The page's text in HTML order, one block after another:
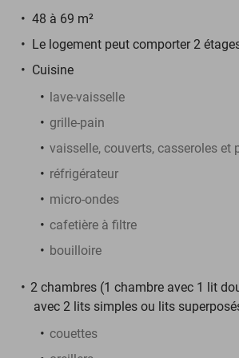
48 à 69 m²
Le logement peut comporter 2
Cuisine
lave-vaisselle
grille-pain
vaisselle, couverts, casseroles et
réfrigérateur
micro-ondes
cafetière à filtre
bouilloire
2 chambres (1 chambre avec 1 lit
avec 2 lits simples ou lits
couettes